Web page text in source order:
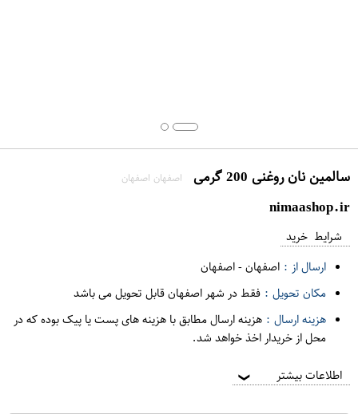
سالمین نان روغنی 200 گرمی اصفهان اصفهان
nimaashop.ir
شرایط خرید
ارسال از : اصفهان-اصفهان
مکان تحویل : فقط در شهر اصفهان قابل تحویل می باشد
هزینه ارسال : هزینه ارسال مطابق با هزینه های پست یا پیک بوده که در
محل از خریدار اخذ خواهد شد.
اطلاعات بیشتر ❯